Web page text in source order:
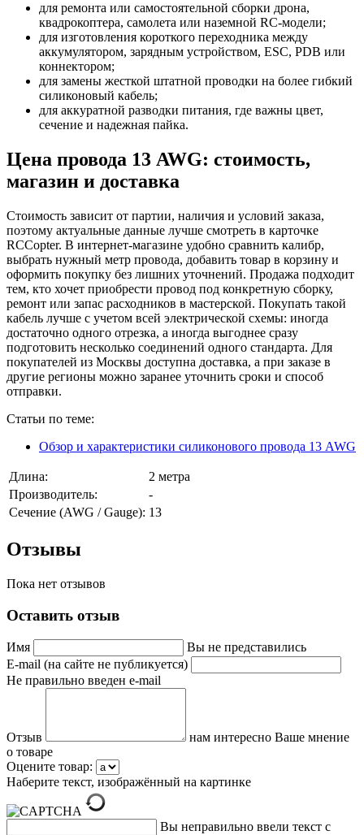
для ремонта или самостоятельной сборки дрона,
квадрокоптера, самолета или наземной RC-модели;
для изготовления короткого переходника между
аккумулятором, зарядным устройством, ESC, PDB или
коннектором;
для замены жесткой штатной проводки на более гибкий
силиконовый кабель;
для аккуратной разводки питания, где важны цвет,
сечение и надежная пайка.
Цена провода 13 AWG: стоимость,
магазин и доставка
Стоимость зависит от партии, наличия и условий заказа,
поэтому актуальные данные лучше смотреть в карточке
RCCopter. В интернет-магазине удобно сравнить калибр,
выбрать нужный метр провода, добавить товар в корзину и
оформить покупку без лишних уточнений. Продажа подходит
тем, кто хочет приобрести провод под конкретную сборку,
ремонт или запас расходников в мастерской. Покупать такой
кабель лучше с учетом всей электрической схемы: иногда
достаточно одного отрезка, а иногда выгоднее сразу
подготовить несколько соединений одного стандарта. Для
покупателей из Москвы доступна доставка, а при заказе в
другие регионы можно заранее уточнить сроки и способ
отправки.
Статьи по теме:
Обзор и характеристики силиконового провода 13 AWG
Длина:
2 метра
Производитель:
-
Сечение (AWG / Gauge): 13
Отзывы
Пока нет отзывов
Оставить отзыв
Имя
Вы не представились
E-mail (на сайте не публикуется)
Не правильно введен e-mail
Отзыв
нам интересно Ваше мнение
о товаре
Оцените товар:
Наберите текст, изображённый на картинке
Вы неправильно ввели текст с